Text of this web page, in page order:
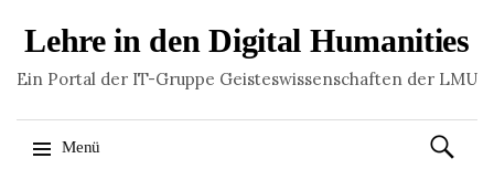
Lehre in den Digital Humanities
Ein Portal der IT-Gruppe Geisteswissenschaften der LMU
Menü
Suchen
nach: